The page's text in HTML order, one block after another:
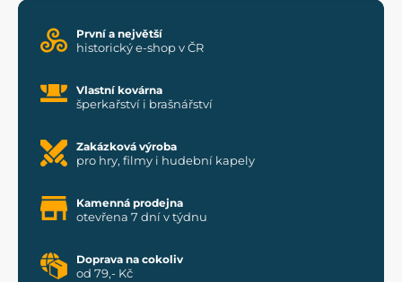
První a největší
historický e-shop v ČR
Vlastní kovárna
šperkařství i brašnářství
Zakázková výroba
pro hry, filmy i hudební kapely
Kamenná prodejna
otevřena 7 dní v týdnu
Doprava na cokoliv
od 79,- Kč